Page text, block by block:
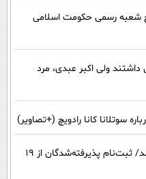
شعبه رسمی حکومت اسلامی
ولی اکبر عبدی، مرد
سوتلانا کانا رادویچ (+تصاویر)
نتایج آزمون مدارس سمپاد اعلام شد/ ثبت‌نام پذیرفته‌شدگان از ۱۹